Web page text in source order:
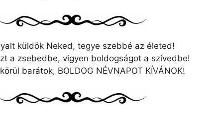
küldök Neked, tegye szebbé az életed!
a zsebedbe, vigyen boldogságot a szívedbe!
barátok, BOLDOG NÉVNAPOT KÍVÁNOK!